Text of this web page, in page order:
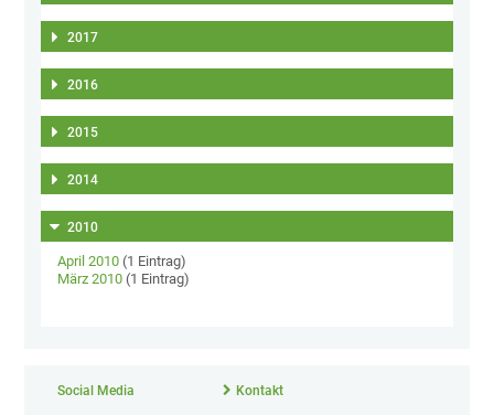
2017
2016
2015
2014
2010
April 2010 (1 Eintrag)
März 2010 (1 Eintrag)
Social Media Kontakt